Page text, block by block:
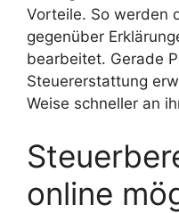
Vorteile. So werden
gegenüber
bearbeitet. Gerade
Steuererstattung
Weise schneller an
online